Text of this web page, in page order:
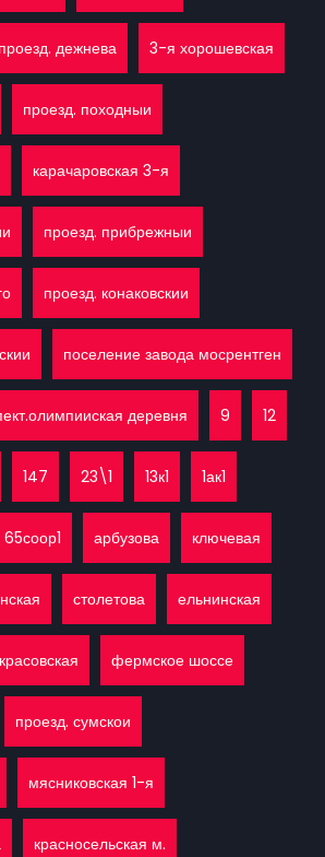
проезд. дежнева 3-я хорошевская
проезд. походныи
карачаровская 3-я
проезд. прибрежныи
проезд. конаковскии
поселение завода мосрентген
деревня 9 12
147 23\1 13к1 1ак1
65соор1 арбузова ключевая
столетова ельнинская
фермское шоссе
проезд. сумскои
мясниковская 1-я
красносельская м.